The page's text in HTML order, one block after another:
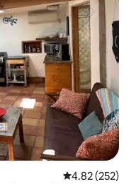
Calificación
4.82 (252)